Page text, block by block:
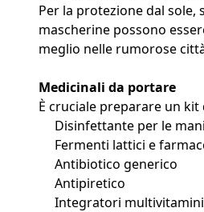
Per la protezione dal sole,
mascherine possono
meglio nelle rumorose
Medicinali da portare
È cruciale preparare un
Disinfettante per le mani
Fermenti lattici e
Antibiotico generico
Antipiretico
Integratori